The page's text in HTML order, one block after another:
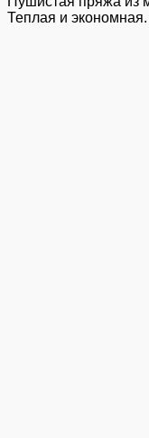
Теплая и